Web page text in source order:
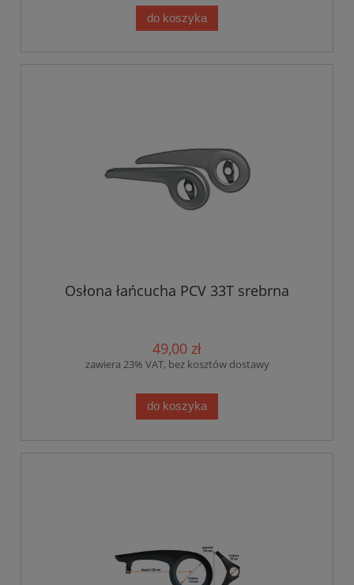
do koszyka
Osłona łańcucha PCV 33T srebrna
49,00 zł
zawiera 23% VAT, bez kosztów dostawy
do koszyka